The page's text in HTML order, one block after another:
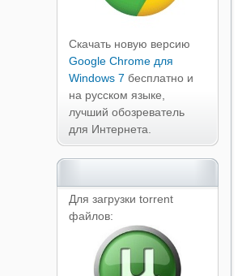
Скачать новую версию
Google Chrome для
Windows 7 бесплатно и
на русском языке,
лучший обозреватель
для Интернета.
Для загрузки torrent
файлов: